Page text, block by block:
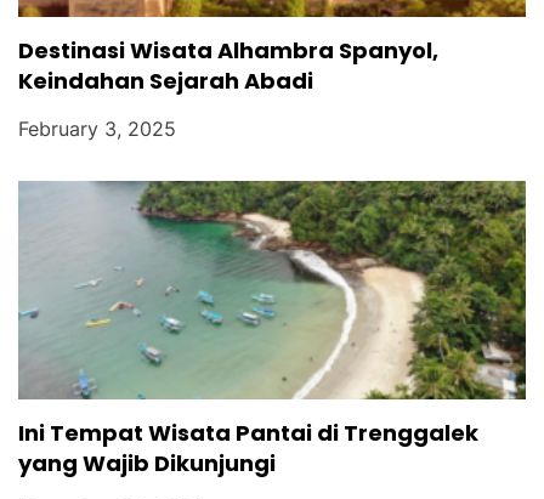
Destinasi Wisata Alhambra Spanyol,
Keindahan Sejarah Abadi
February 3, 2025
Ini Tempat Wisata Pantai di Trenggalek
yang Wajib Dikunjungi